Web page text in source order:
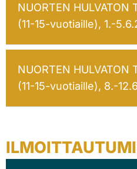
NUORTEN HULVATON
(11-15-vuotiaille), 1.-
NUORTEN HULVATON
(11-15-vuotiaille), 8.-